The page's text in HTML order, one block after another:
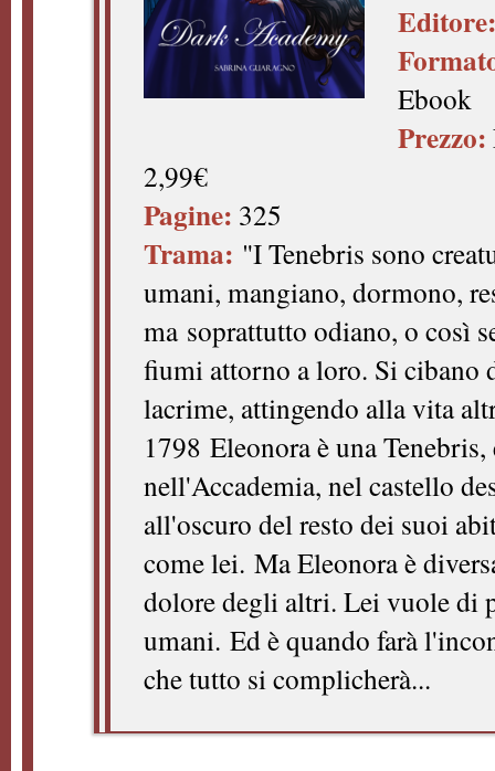
Editore:
Ebook
Prezzo:
2,99€
Pagine: 325
Trama: "I Tenebris sono
umani, mangiano, dormono,
ma soprattutto odiano, o così
fiumi attorno a loro. Si cibano
lacrime, attingendo alla vita
1798 Eleonora è una
nell'Accademia, nel castello
all'oscuro del resto dei suoi
come lei. Ma Eleonora è
dolore degli altri. Lei vuole di
umani. Ed è quando farà
che tutto si complicherà...